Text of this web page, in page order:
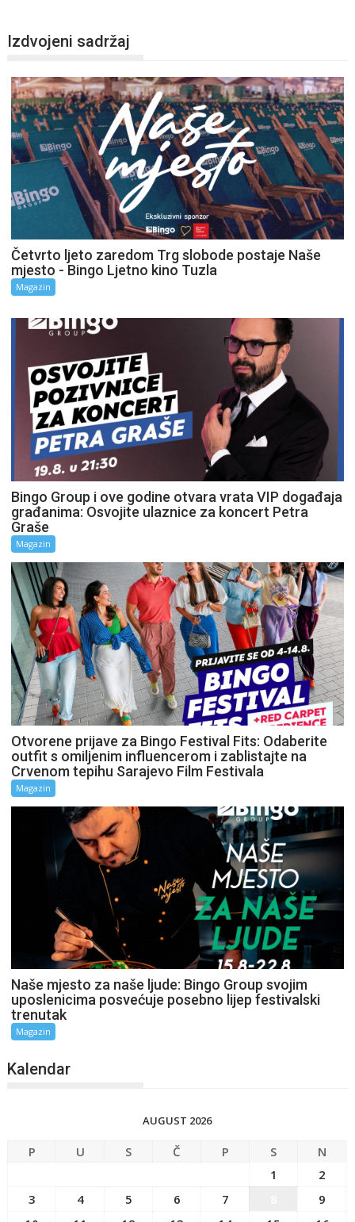
Izdvojeni sadržaj
Četvrto ljeto zaredom Trg slobode postaje Naše
mjesto - Bingo Ljetno kino Tuzla
Magazin
Bingo Group i ove godine otvara vrata VIP događaja
građanima: Osvojite ulaznice za koncert Petra
Graše
Magazin
Otvorene prijave za Bingo Festival Fits: Odaberite
outfit s omiljenim influencerom i zablistajte na
Crvenom tepihu Sarajevo Film Festivala
Magazin
Naše mjesto za naše ljude: Bingo Group svojim
uposlenicima posvećuje posebno lijep festivalski
trenutak
Magazin
Kalendar
AUGUST 2026
P U S Č P S
N
1
2
3
4 5 6 7
9